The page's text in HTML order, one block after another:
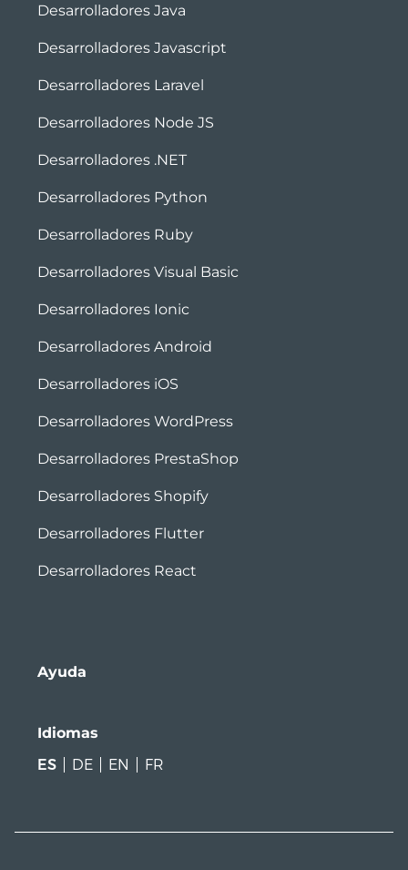
Desarrolladores Java
Desarrolladores Javascript
Desarrolladores Laravel
Desarrolladores Node JS
Desarrolladores .NET
Desarrolladores Python
Desarrolladores Ruby
Desarrolladores Visual Basic
Desarrolladores Ionic
Desarrolladores Android
Desarrolladores iOS
Desarrolladores WordPress
Desarrolladores PrestaShop
Desarrolladores Shopify
Desarrolladores Flutter
Desarrolladores React
Ayuda
Idiomas
ES
DE EN FR